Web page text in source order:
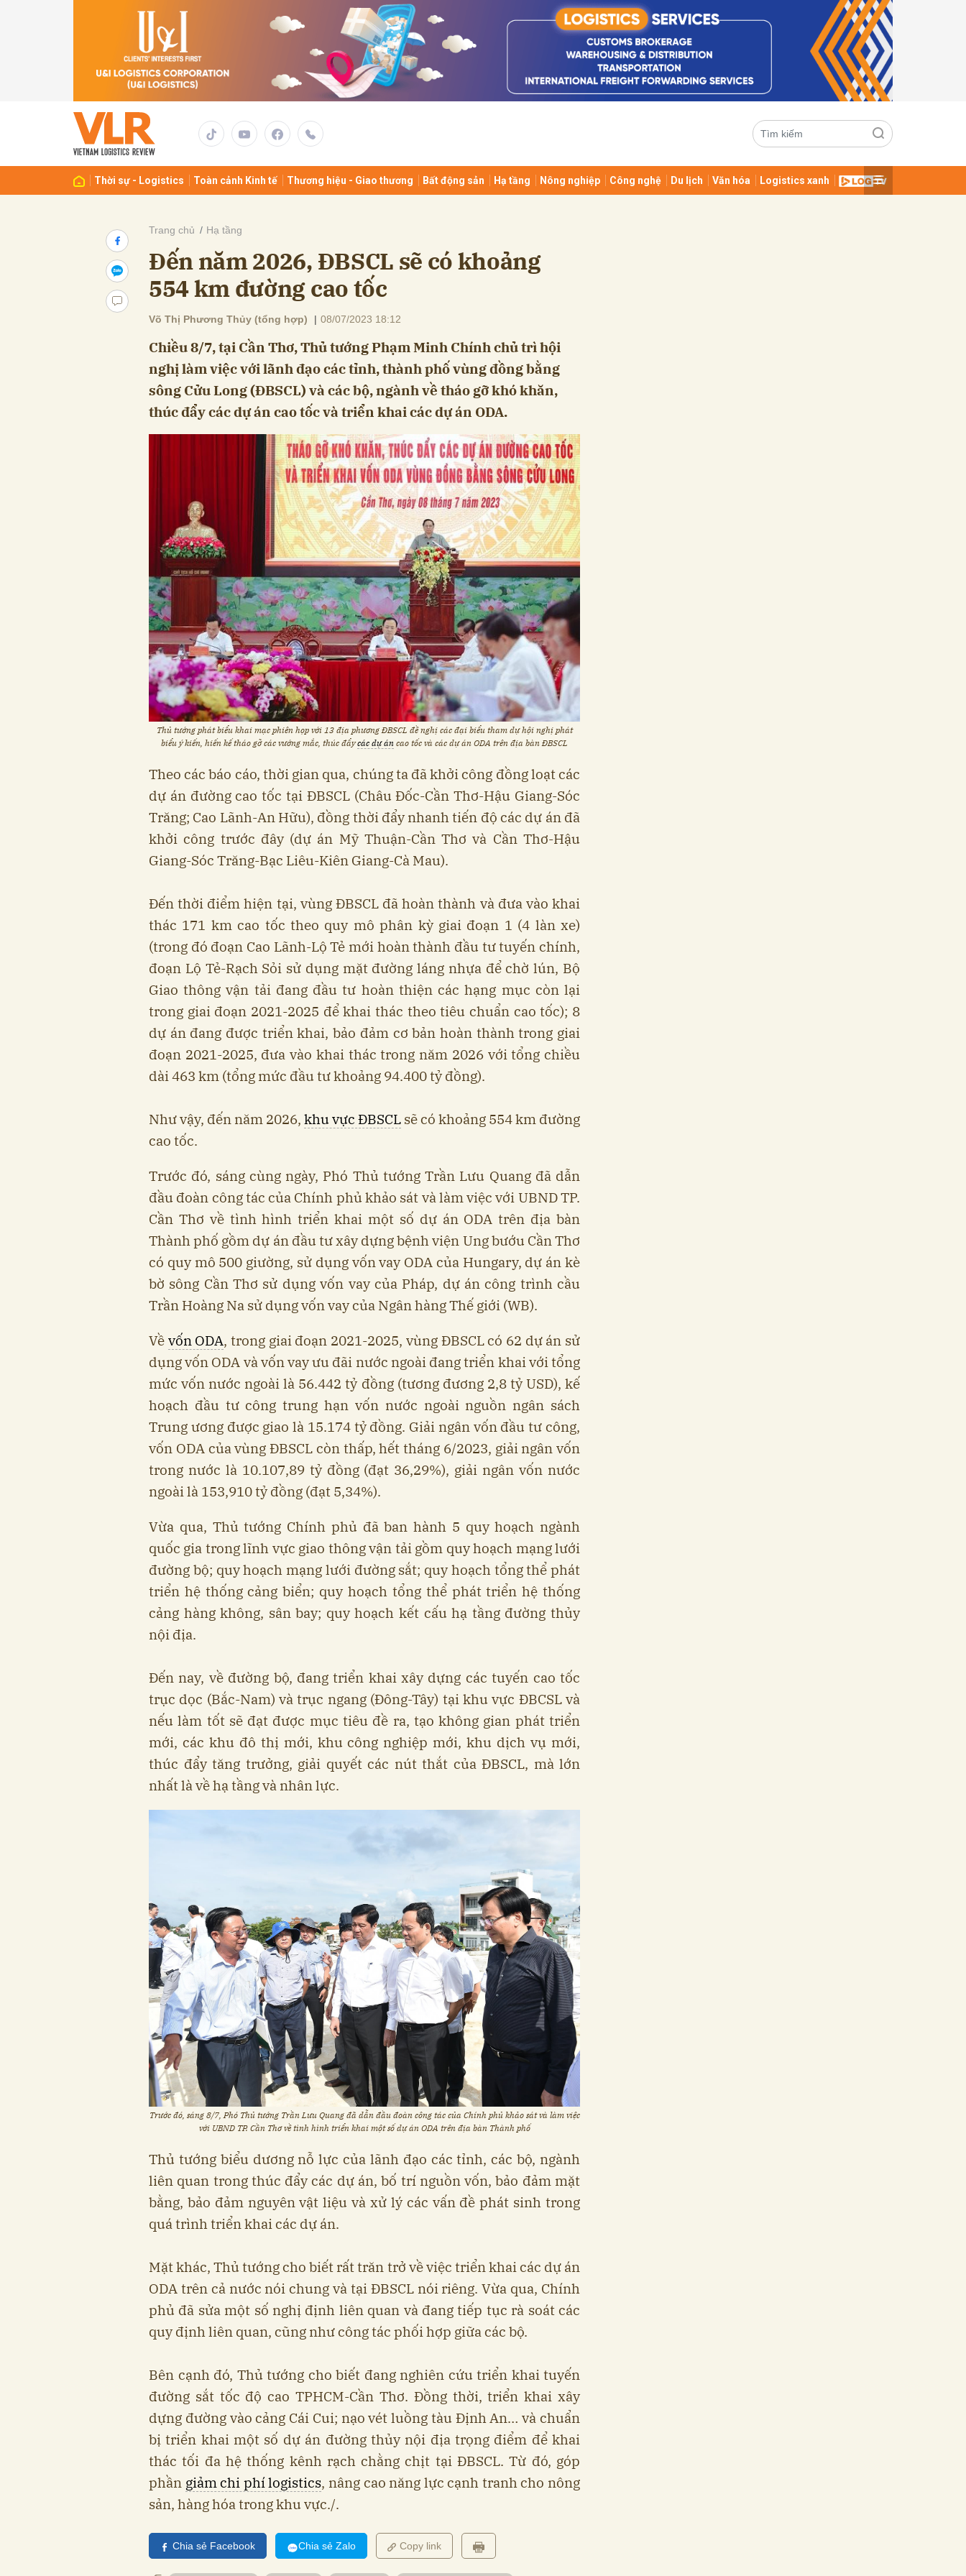
Thời sự - Logistics Toàn cảnh Kinh tế Thương hiệu - Giao thương Bất động sản Hạ tầng Nông nghiệp Công nghệ Du lịch Văn hóa Logistics xanh
Trang chủ Hạ tầng
Đến năm 2026, ĐBSCL sẽ có khoảng
554 km đường cao tốc
Võ Thị Phương Thủy (tổng hợp) | 08/07/2023 18:12
Chiều 8/7, tại Cần Thơ, Thủ tướng Phạm Minh Chính chủ trì hội
nghị làm việc với lãnh đạo các tỉnh, thành phố vùng đồng bằng
sông Cửu Long (ĐBSCL) và các bộ, ngành về tháo gỡ khó khăn,
thúc đẩy các dự án cao tốc và triển khai các dự án ODA.
Thủ tướng phát biểu khai mạc phiên họp với 13 địa phương ĐBSCL đề nghị các đại biểu tham dự hội nghị phát
biểu ý kiến, hiến kế tháo gỡ các vướng mắc, thúc đẩycác dự án cao tốc và các dự án ODA trên địa bàn ĐBSCL
Theo các báo cáo, thời gian qua, chúng ta đã khởi công đồng loạt các
dự án đường cao tốc tại ĐBSCL (Châu Đốc-Cần Thơ-Hậu Giang-Sóc
Trăng; Cao Lãnh-An Hữu), đồng thời đẩy nhanh tiến độ các dự án đã
khởi công trước đây (dự án Mỹ Thuận-Cần Thơ và Cần Thơ-Hậu
Giang-Sóc Trăng-Bạc Liêu-Kiên Giang-Cà Mau).
Đến thời điểm hiện tại, vùng ĐBSCL đã hoàn thành và đưa vào khai
thác 171 km cao tốc theo quy mô phân kỳ giai đoạn 1 (4 làn xe)
(trong đó đoạn Cao Lãnh-Lộ Tẻ mới hoàn thành đầu tư tuyến chính,
đoạn Lộ Tẻ-Rạch Sỏi sử dụng mặt đường láng nhựa để chờ lún, Bộ
Giao thông vận tải đang đầu tư hoàn thiện các hạng mục còn lại
trong giai đoạn 2021-2025 để khai thác theo tiêu chuẩn cao tốc); 8
dự án đang được triển khai, bảo đảm cơ bản hoàn thành trong giai
đoạn 2021-2025, đưa vào khai thác trong năm 2026 với tổng chiều
dài 463 km (tổng mức đầu tư khoảng 94.400 tỷ đồng).
Như vậy, đến năm 2026, khu vực ĐBSCL sẽ có khoảng 554 km đường
cao tốc.
Trước đó, sáng cùng ngày, Phó Thủ tướng Trần Lưu Quang đã dẫn
đầu đoàn công tác của Chính phủ khảo sát và làm việc với UBND TP.
Cần Thơ về tình hình triển khai một số dự án ODA trên địa bàn
Thành phố gồm dự án đầu tư xây dựng bệnh viện Ung bướu Cần Thơ
có quy mô 500 giường, sử dụng vốn vay ODA của Hungary, dự án kè
bờ sông Cần Thơ sử dụng vốn vay của Pháp, dự án công trình cầu
Trần Hoàng Na sử dụng vốn vay của Ngân hàng Thế giới (WB).
Về vốn ODA, trong giai đoạn 2021-2025, vùng ĐBSCL có 62 dự án sử
dụng vốn ODA và vốn vay ưu đãi nước ngoài đang triển khai với tổng
mức vốn nước ngoài là 56.442 tỷ đồng (tương đương 2,8 tỷ USD), kế
hoạch đầu tư công trung hạn vốn nước ngoài nguồn ngân sách
Trung ương được giao là 15.174 tỷ đồng. Giải ngân vốn đầu tư công,
vốn ODA của vùng ĐBSCL còn thấp, hết tháng 6/2023, giải ngân vốn
trong nước là 10.107,89 tỷ đồng (đạt 36,29%), giải ngân vốn nước
ngoài là 153,910 tỷ đồng (đạt 5,34%).
Vừa qua, Thủ tướng Chính phủ đã ban hành 5 quy hoạch ngành
quốc gia trong lĩnh vực giao thông vận tải gồm quy hoạch mạng lưới
đường bộ; quy hoạch mạng lưới đường sắt; quy hoạch tổng thể phát
triển hệ thống cảng biển; quy hoạch tổng thể phát triển hệ thống
cảng hàng không, sân bay; quy hoạch kết cấu hạ tầng đường thủy
nội địa.
Đến nay, về đường bộ, đang triển khai xây dựng các tuyến cao tốc
trục dọc (Bắc-Nam) và trục ngang (Đông-Tây) tại khu vực ĐBCSL và
nếu làm tốt sẽ đạt được mục tiêu đề ra, tạo không gian phát triển
mới, các khu đô thị mới, khu công nghiệp mới, khu dịch vụ mới,
thúc đẩy tăng trưởng, giải quyết các nút thắt của ĐBSCL, mà lớn
nhất là về hạ tầng và nhân lực.
Trước đó, sáng 8/7, Phó Thủ tướng Trần Lưu Quang đã dẫn đầu đoàn công tác của Chính phủ khảo sát và làm việc
với UBND TP. Cần Thơ về tình hình triển khai một số dự án ODA trên địa bàn Thành phố
Thủ tướng biểu dương nỗ lực của lãnh đạo các tỉnh, các bộ, ngành
liên quan trong thúc đẩy các dự án, bố trí nguồn vốn, bảo đảm mặt
bằng, bảo đảm nguyên vật liệu và xử lý các vấn đề phát sinh trong
quá trình triển khai các dự án.
Mặt khác, Thủ tướng cho biết rất trăn trở về việc triển khai các dự án
ODA trên cả nước nói chung và tại ĐBSCL nói riêng. Vừa qua, Chính
phủ đã sửa một số nghị định liên quan và đang tiếp tục rà soát các
quy định liên quan, cũng như công tác phối hợp giữa các bộ.
Bên cạnh đó, Thủ tướng cho biết đang nghiên cứu triển khai tuyến
đường sắt tốc độ cao TPHCM-Cần Thơ. Đồng thời, triển khai xây
dựng đường vào cảng Cái Cui; nạo vét luồng tàu Định An… và chuẩn
bị triển khai một số dự án đường thủy nội địa trọng điểm để khai
thác tối đa hệ thống kênh rạch chằng chịt tại ĐBSCL. Từ đó, góp
phần giảm chi phí logistics, nâng cao năng lực cạnh tranh cho nông
sản, hàng hóa trong khu vực./.
Chia sẻ Facebook Chia sẻ Zalo Copy link
Gửi bình luận